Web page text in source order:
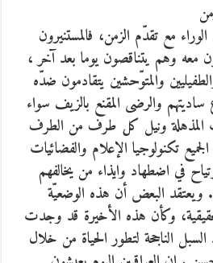
مع تقدّم الزمن، فالمستنيرون
معه وهم يتناقصون يوما بعد آخر ،
والمتوّحشين يتقادمون ضدّه
والرضى المقنع بالزيف سواء
المذهلة ونيل كل طرف من الطرف
تكنولوجيا الإعلام والفضائيات
في اضطهاد وايذاء من يخالفهم
ويعتقد البعض أن هذه الوضعيّة
وكأن هذه الأخيرة قد وجدت
السبل الناجحة لتطور الحياة من خلال